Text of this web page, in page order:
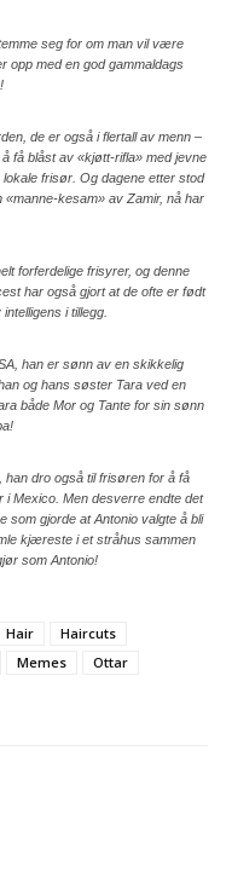
seg for om man vil være
opp med en god gammaldags
de er også i flertall av menn –
få blåst av «kjøtt-rifla» med jevne
frisør. Og dagene etter stod
kesam» av Zamir, nå har
forferdelige frisyrer, og denne
har også gjort at de ofte er født
i tillegg.
han er sønn av en skikkelig
og hans søster Tara ved en
både Mor og Tante for sin sønn
dro også til frisøren for å få
i Mexico. Men desverre endte det
som gjorde at Antonio valgte å bli
kjæreste i et stråhus sammen
som Antonio!
Hair
Haircuts
Memes
Ottar